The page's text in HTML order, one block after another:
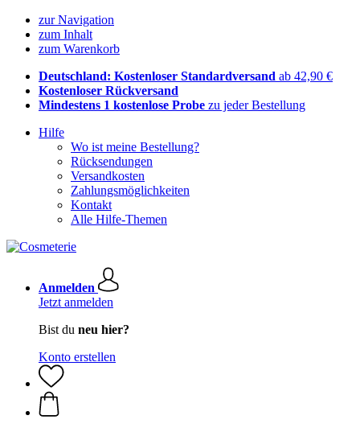
zur Navigation
zum Inhalt
zum Warenkorb
Deutschland: Kostenloser Standardversand ab 42,90 €
Kostenloser Rückversand
Mindestens 1 kostenlose Probe zu jeder Bestellung
Hilfe
Wo ist meine Bestellung?
Rücksendungen
Versandkosten
Zahlungsmöglichkeiten
Kontakt
Alle Hilfe-Themen
Anmelden
Jetzt anmelden
Bist du neu hier?
Konto erstellen